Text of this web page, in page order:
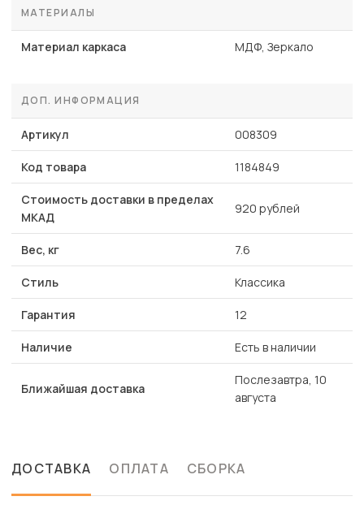
МАТЕРИАЛЫ
Материал каркаса МДФ, Зеркало
ДОП. ИНФОРМАЦИЯ
Артикул 008309
Код товара 1184849
Стоимость доставки в пределах
МКАД
920 рублей
Вес, кг 7.6
Стиль Классика
Гарантия 12
Наличие Есть в наличии
Ближайшая доставка
Послезавтра, 10
августа
ДОСТАВКА ОПЛАТА СБОРКА